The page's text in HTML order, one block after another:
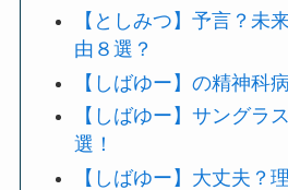
【としみつ】予言？未
由８選？
【しばゆー】の精神科
【しばゆー】サングラ
選！
【しばゆー】大丈夫？